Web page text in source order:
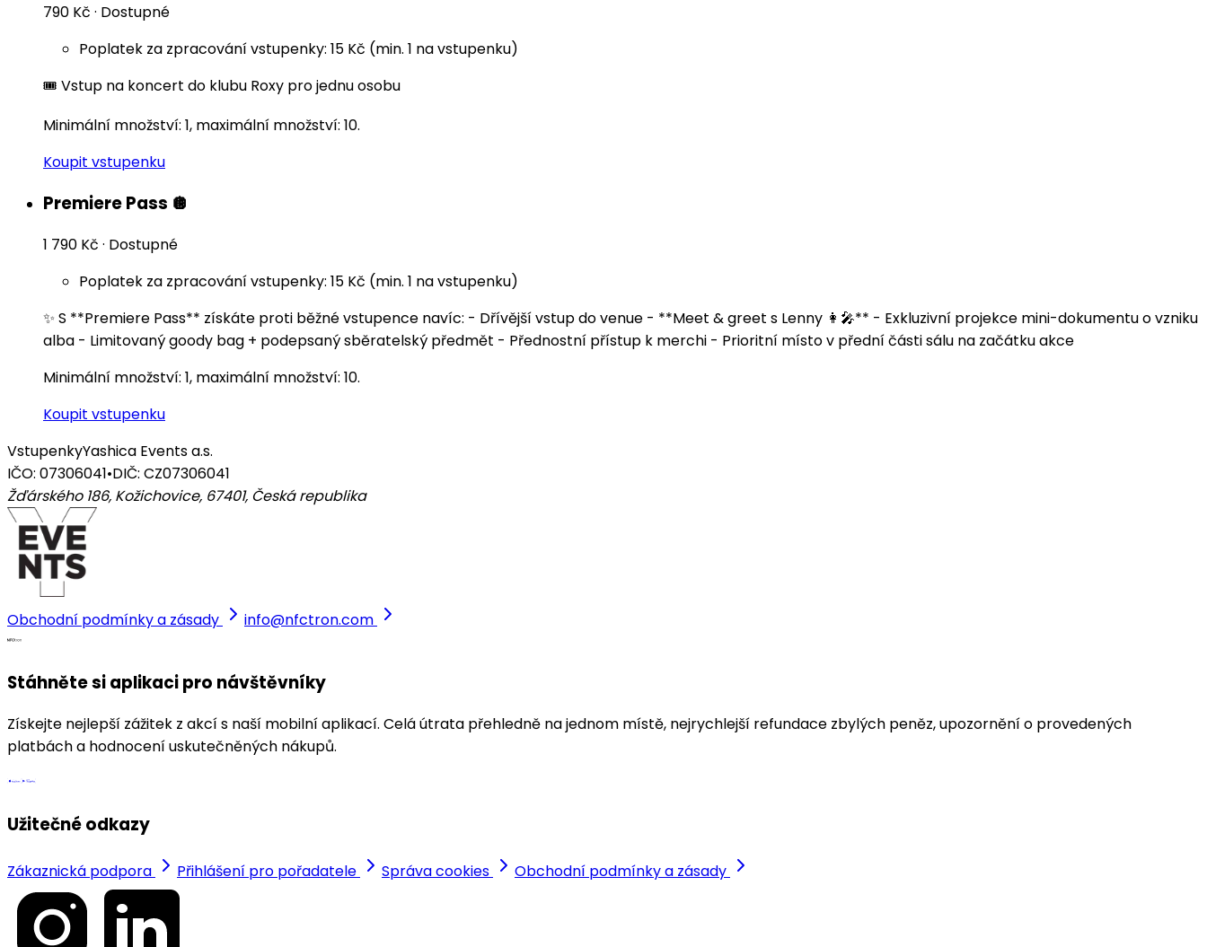
790 Kč · Dostupné
Poplatek za zpracování vstupenky: 15 Kč (min. 1 na vstupenku)
🎟️ Vstup na koncert do klubu Roxy pro jednu osobu
Minimální množství: 1, maximální množství: 10.
Koupit vstupenku
Premiere Pass 🪩
1 790 Kč · Dostupné
Poplatek za zpracování vstupenky: 15 Kč (min. 1 na vstupenku)
✨ S **Premiere Pass** získáte proti běžné vstupence navíc: - Dřívější vstup do venue - **Meet & greet s Lenny 👩‍🎤** - Exkluzivní projekce mini-dokumentu o vzniku
alba - Limitovaný goody bag + podepsaný sběratelský předmět - Přednostní přístup k merchi - Prioritní místo v přední části sálu na začátku akce
Minimální množství: 1, maximální množství: 10.
Koupit vstupenku
VstupenkyYashica Events a.s.
IČO: 07306041•DIČ: CZ07306041
Žďárského 186, Kožichovice, 67401, Česká republika
Obchodní podmínky a zásady info@nfctron.com
Stáhněte si aplikaci pro návštěvníky
Získejte nejlepší zážitek z akcí s naší mobilní aplikací. Celá útrata přehledně na jednom místě, nejrychlejší refundace zbylých peněz, upozornění o provedených
platbách a hodnocení uskutečněných nákupů.
Užitečné odkazy
Zákaznická podpora Přihlášení pro pořadatele Správa cookies Obchodní podmínky a zásady